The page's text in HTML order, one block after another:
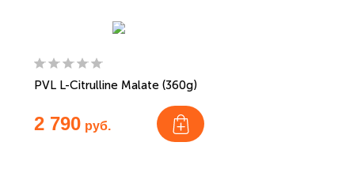
PVL L-Citrulline Malate (360g)
2 790 руб.